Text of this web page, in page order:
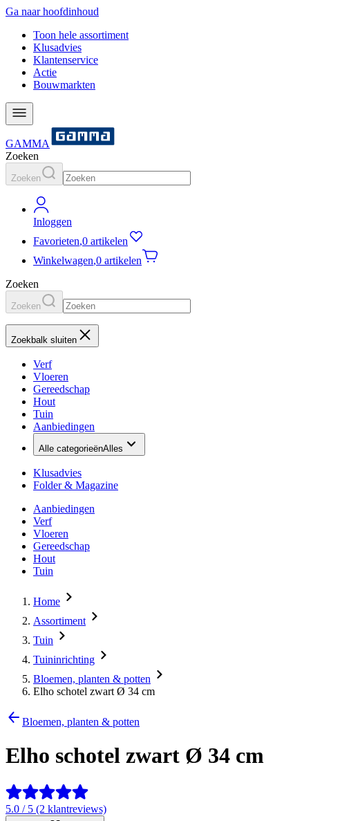
Ga naar hoofdinhoud
Toon hele assortiment
Klusadvies
Klantenservice
Actie
Bouwmarkten
GAMMA
Zoeken
Zoeken
Inloggen
Favorieten,0 artikelen
Winkelwagen,0 artikelen
Zoeken
Zoeken
Zoekbalk sluiten
Verf
Vloeren
Gereedschap
Hout
Tuin
Aanbiedingen
Alle categorieënAlles
Klusadvies
Folder & Magazine
Aanbiedingen
Verf
Vloeren
Gereedschap
Hout
Tuin
Home
Assortiment
Tuin
Tuininrichting
Bloemen, planten & potten
Elho schotel zwart Ø 34 cm
Bloemen, planten & potten
Elho schotel zwart Ø 34 cm
5.0 / 5 (2 klantreviews)